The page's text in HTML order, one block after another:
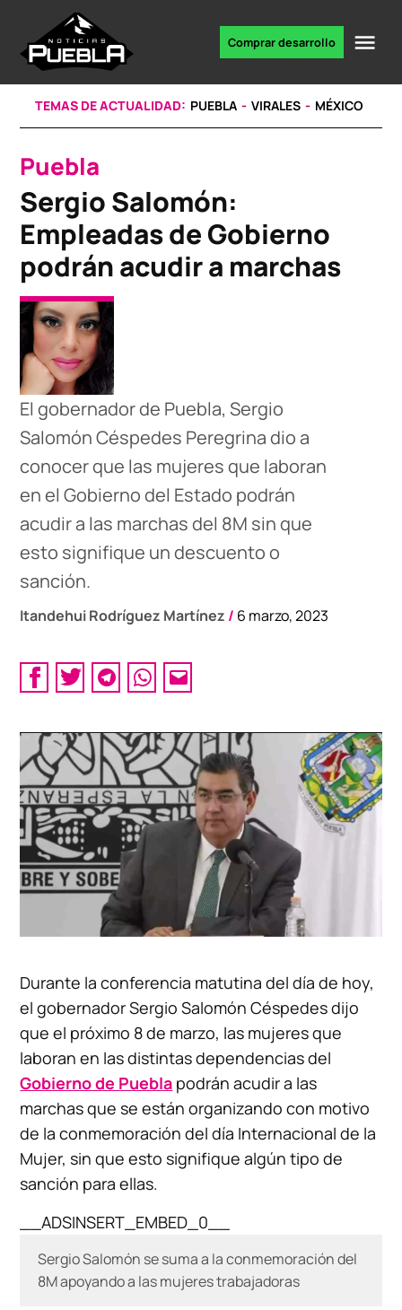
content
noticias
Comprar desarrollo
TEMAS DE ACTUALIDAD: PUEBLA VIRALES MÉXICO
POSTED
IN
Puebla
Sergio Salomón:
Empleadas de Gobierno
podrán acudir a marchas
El gobernador de Puebla, Sergio
Salomón Céspedes Peregrina dio a
conocer que las mujeres que laboran
en el Gobierno del Estado podrán
acudir a las marchas del 8M sin que
esto signifique un descuento o
sanción.
Itandehui Rodríguez Martínez / 6 marzo, 2023
Durante la conferencia matutina del día de hoy,
el gobernador Sergio Salomón Céspedes dijo
que el próximo 8 de marzo, las mujeres que
laboran en las distintas dependencias del
Gobierno de Puebla podrán acudir a las
marchas que se están organizando con motivo
de la conmemoración del día Internacional de la
Mujer, sin que esto signifique algún tipo de
sanción para ellas.
__ADSINSERT_EMBED_0__
Sergio Salomón se suma a la conmemoración del
8M apoyando a las mujeres trabajadoras